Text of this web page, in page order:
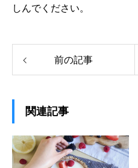
しんでください。
前の記事
関連記事